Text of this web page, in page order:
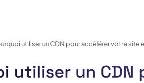
utiliser un
utiliser un CDN pour accélérer votre site